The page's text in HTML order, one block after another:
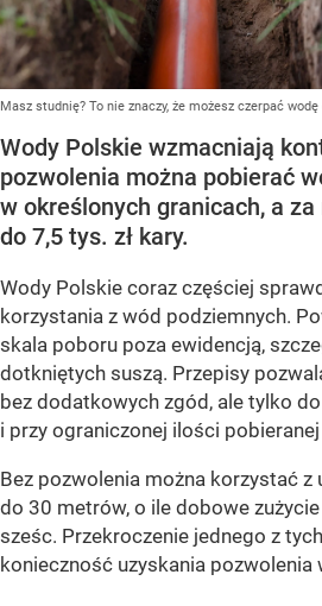
Masz studnię? To nie znaczy, że możesz czerpać wodę
Wody Polskie wzmacniają
pozwolenia można pobierać
w określonych granicach, a
do 7,5 tys. zł kary.
Wody Polskie coraz częściej
korzystania z wód podziemnych.
skala poboru poza ewidencją,
dotkniętych suszą. Przepisy
bez dodatkowych zgód, ale tylko
i przy ograniczonej ilości
Bez pozwolenia można korzystać z
do 30 metrów, o ile dobowe
sześc. Przekroczenie jednego z
konieczność uzyskania pozwolenia